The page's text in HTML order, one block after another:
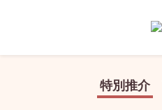
特別推介